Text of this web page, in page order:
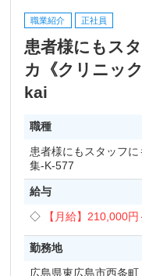
職業紹介 正社員
患者様にもス
カ《クリニッ
kai
職種
患者様にもスタッフ
集-K-577
給与
【月給】210,000円
勤務地
広島県東広島市西条町